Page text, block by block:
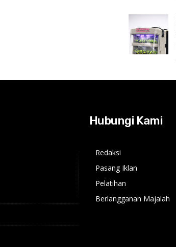
Hubungi Kami
Redaksi
Pasang Iklan
Pelatihan
Berlangganan Majalah